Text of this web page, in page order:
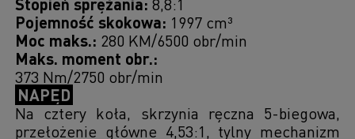
Stopień sprężania: 8,8:1
Pojemność skokowa: 1997 cm³
Moc maks.: 280 KM/6500 obr/min
Maks. moment obr.:
373 Nm/2750 obr/min
NAPĘD
Na cztery koła, skrzynia ręczna 5-biegowa,
przełożenie główne 4,53:1, tylny mechanizm